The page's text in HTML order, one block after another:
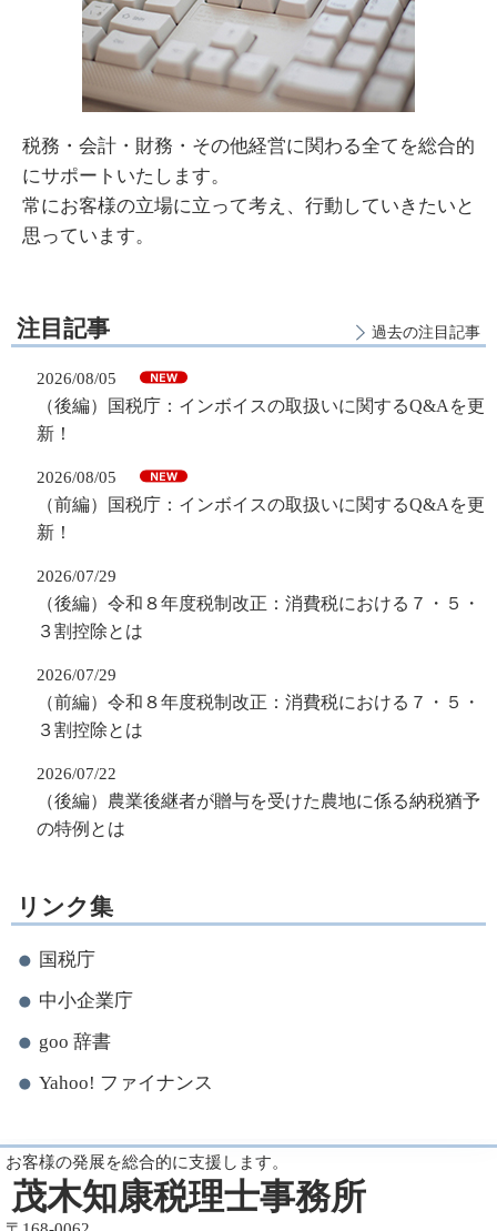
税務・会計・財務・その他経営に関わる全てを総合的
にサポートいたします。
常にお客様の立場に立って考え、行動していきたいと
思っています。
注目記事 過去の注目記事
2026/08/05
（後編）国税庁：インボイスの取扱いに関するQ&Aを更
新！
2026/08/05
（前編）国税庁：インボイスの取扱いに関するQ&Aを更
新！
2026/07/29
（後編）令和８年度税制改正：消費税における７・５・
３割控除とは
2026/07/29
（前編）令和８年度税制改正：消費税における７・５・
３割控除とは
2026/07/22
（後編）農業後継者が贈与を受けた農地に係る納税猶予
の特例とは
リンク集
国税庁
中小企業庁
goo 辞書
Yahoo! ファイナンス
お客様の発展を総合的に支援します。
茂木知康税理士事務所